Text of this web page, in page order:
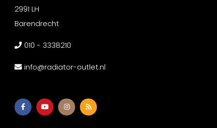
2991 LH
Barendrecht
010 - 3338210
info@radiator-outlet.nl